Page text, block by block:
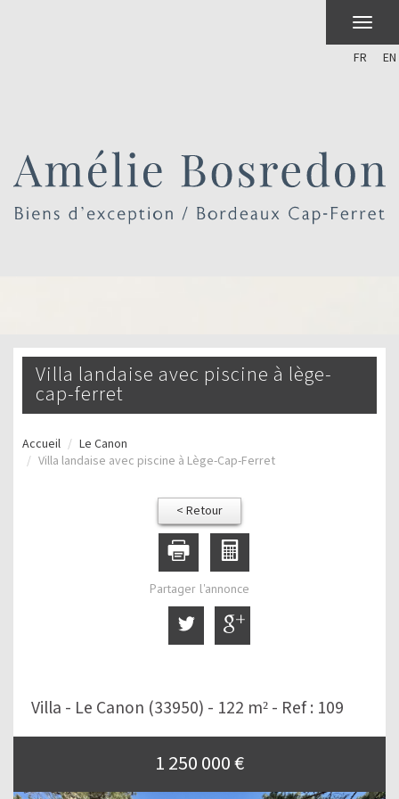
FR EN
villa landaise avec piscine à lège-
cap-ferret
Accueil
Le Canon
Villa landaise avec piscine à Lège-Cap-Ferret
< Retour
Partager l'annonce
Villa - Le Canon (33950) - 122 m² - Ref : 109
1 250 000€